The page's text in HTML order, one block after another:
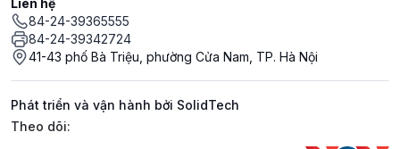
84-24-39365555
84-24-39342724
41-43 phố Bà Triệu, phường Cửa Nam, TP. Hà Nội
Phát triển và vận hành bởi SolidTech
Mạng xã hội
Theo dõi: